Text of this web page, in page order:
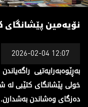
نۆیەمین پێشانگای کتێب
نۆیەمین
2026-02-04 12:07
بەڕێوەبەرایەتیی
دەزگای وەشاندن بەشدارن.